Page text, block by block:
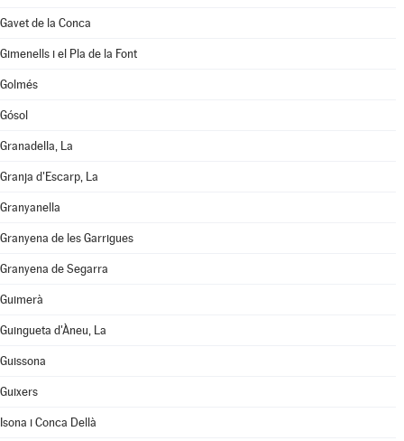
Gavet de la Conca
Gimenells i el Pla de la Font
Golmés
Gósol
Granadella, La
Granja d'Escarp, La
Granyanella
Granyena de les Garrigues
Granyena de Segarra
Guimerà
Guingueta d'Àneu, La
Guissona
Guixers
Isona i Conca Dellà